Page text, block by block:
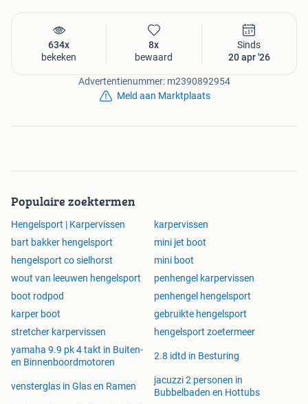
634x
bekeken
8x
bewaard
Sinds
20 apr '26
Advertentienummer: m2390892954
Meld aan Marktplaats
Populaire zoektermen
Hengelsport | Karpervissen
karpervissen
bart bakker hengelsport
mini jet boot
hengelsport co sielhorst
mini boot
wout van leeuwen hengelsport
penhengel karpervissen
boot rodpod
penhengel hengelsport
karper boot
gebruikte hengelsport
stretcher karpervissen
hengelsport zoetermeer
yamaha 9.9 pk 4 takt in Buiten-
en Binnenboordmotoren
2.8 idtd in Besturing
vensterglas in Glas en Ramen
jacuzzi 2 personen in
Bubbelbaden en Hottubs